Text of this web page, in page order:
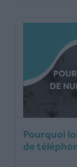
Pourquoi
de